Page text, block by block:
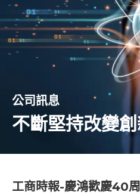
公司訊息
不斷堅持改變
工商時報-慶鴻歡慶40